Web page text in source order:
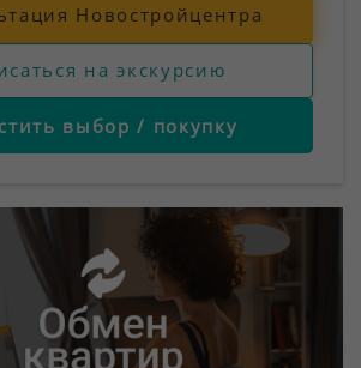
Новостройцентра
на экскурсию
выбор / покупку